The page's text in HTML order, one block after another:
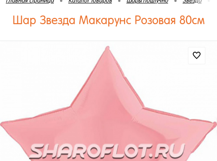
Шар Звезда Макарунс Розовая 80см